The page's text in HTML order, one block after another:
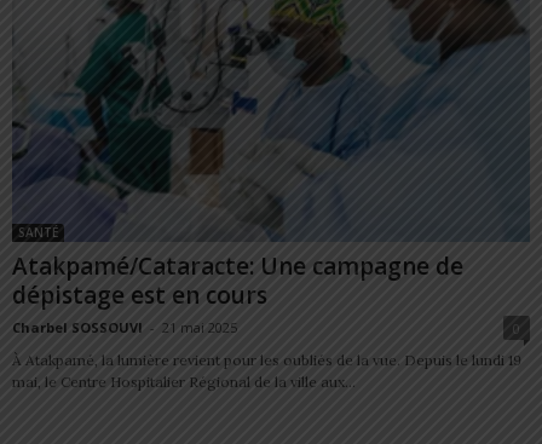
SANTÉ
Atakpamé/Cataracte: Une campagne de
dépistage est en cours
Charbel SOSSOUVI - 21 mai 2025
0
À Atakpamé, la lumière revient pour les oubliés de la vue. Depuis le lundi 19
mai, le Centre Hospitalier Régional de la ville aux...